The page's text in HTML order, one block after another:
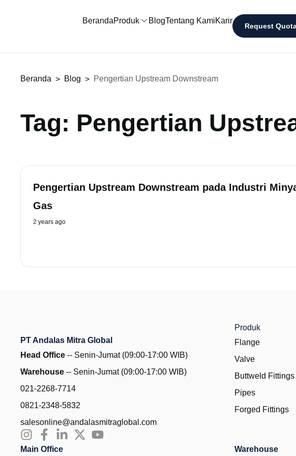
BerandaProduk BlogTentang KamiKarir
Request
Beranda > Blog > Pengertian Upstream Downstream
Tag: Pengertian
Pengertian Upstream Downstream pada Industri
Gas
2 years ago
PT Andalas Mitra Global
Head Office -- Senin-Jumat (09:00-17:00 WIB)
Warehouse -- Senin-Jumat (09:00-17:00 WIB)
021-2268-7714
0821-2348-5832
salesonline@andalasmitraglobal.com
Produk
Flange
Valve
Buttweld Fittings
Pipes
Forged Fittings
Main Office Warehouse